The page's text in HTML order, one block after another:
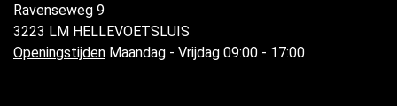
Ravenseweg 9
3223 LM HELLEVOETSLUIS
Openingstijden Maandag - Vrijdag 09:00 - 17:00